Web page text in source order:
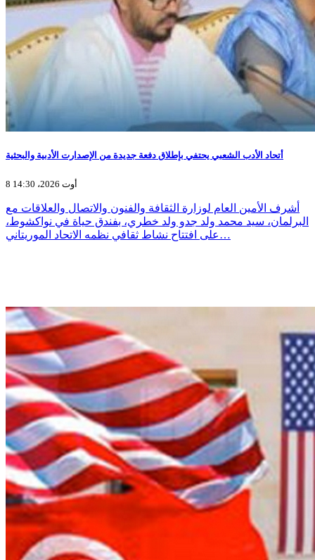
أتحاد الأدب الشعبي يحتفي بإطلاق دفعة جديدة من الإصدارت الأدبية والبحثية
8 أوت 2026، 14:30
أشرف الأمين العام لوزارة الثقافة والفنون والاتصال والعلاقات مع
البرلمان، سيد محمد ولد جدو ولد خطري، بفندق حياة في نواكشوط،
على افتتاح نشاط ثقافي نظمه الاتحاد الموريتاني…